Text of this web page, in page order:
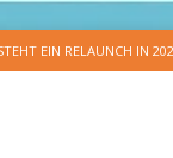
EIN RELAUNCH IN